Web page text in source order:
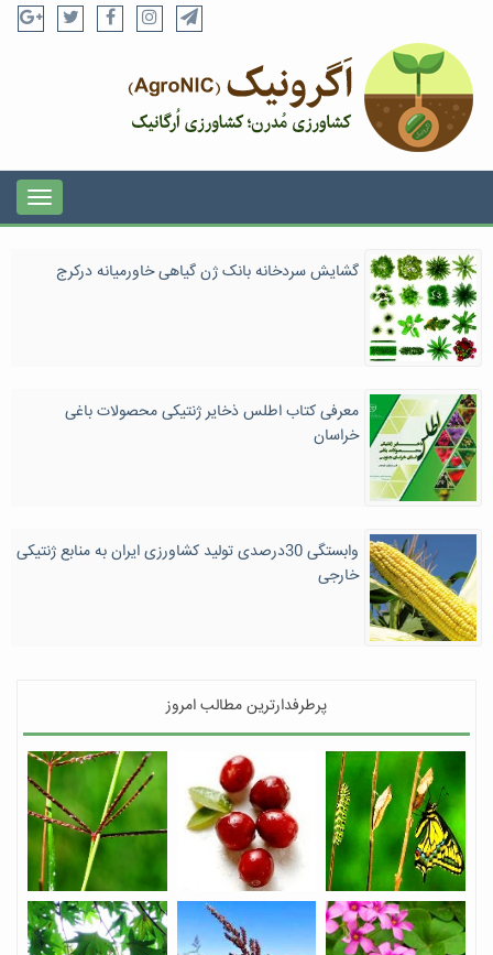
گشایش سردخانه بانک ژن گیاهی خاورمیانه درکرج
معرفی کتاب اطلس ذخایر ژنتیکی محصولات باغی
خراسان
وابستگی 30درصدی تولید کشاورزی ایران به منابع ژنتیکی
خارجی
پرطرفدارترین مطالب امروز